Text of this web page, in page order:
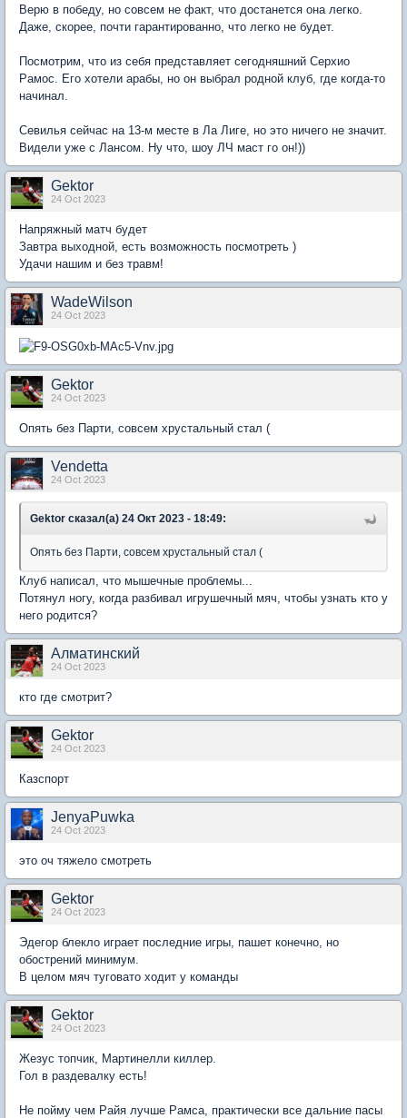
Верю в победу, но совсем не факт, что достанется она легко.
Даже, скорее, почти гарантированно, что легко не будет.
Посмотрим, что из себя представляет сегодняшний Серхио
Рамос. Его хотели арабы, но он выбрал родной клуб, где когда-то
начинал.
Севилья сейчас на 13-м месте в Ла Лиге, но это ничего не значит.
Видели уже с Лансом. Ну что, шоу ЛЧ маст го он!))
Gektor
24 Oct 2023
Напряжный матч будет
Завтра выходной, есть возможность посмотреть )
Удачи нашим и без травм!
WadeWilson
24 Oct 2023
Gektor
24 Oct 2023
Опять без Парти, совсем хрустальный стал (
Vendetta
24 Oct 2023
Gektor сказал(а) 24 Окт 2023 - 18:49:
Опять без Парти, совсем хрустальный стал (
Клуб написал, что мышечные проблемы...
Потянул ногу, когда разбивал игрушечный мяч, чтобы узнать кто у
него родится?
Алматинский
24 Oct 2023
кто где смотрит?
Gektor
24 Oct 2023
Казспорт
JenyaPuwka
24 Oct 2023
это оч тяжело смотреть
Gektor
24 Oct 2023
Эдегор блекло играет последние игры, пашет конечно, но
обострений минимум.
В целом мяч туговато ходит у команды
Gektor
24 Oct 2023
Жезус топчик, Мартинелли киллер.
Гол в раздевалку есть!
Не пойму чем Райя лучше Рамса, практически все дальние пасы